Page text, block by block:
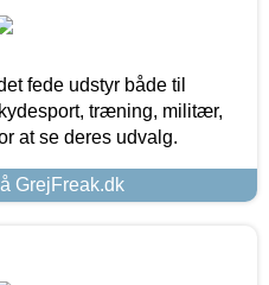
fede udstyr både til
træning, militær,
at se deres udvalg.
GrejFreak.dk